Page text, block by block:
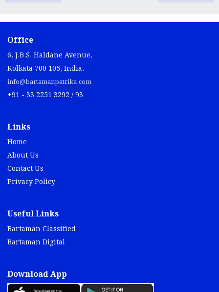
Office
6, J.B.S. Haldane Avenue,
Kolkata 700 105, India.
info@bartamanpatrika.com
+91 - 33 2251 3292 / 93
Links
Home
About Us
Contact Us
Privacy Policy
Useful Links
Bartaman Classified
Bartaman Digital
Download App